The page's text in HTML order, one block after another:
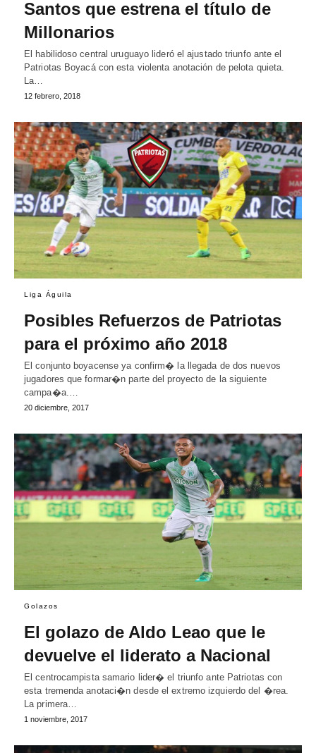
Santos que estrena el título de
Millonarios
El habilidoso central uruguayo lideró el ajustado triunfo ante el
Patriotas Boyacá con esta violenta anotación de pelota quieta.
La…
12 febrero, 2018
Liga Águila
Posibles Refuerzos de Patriotas
para el próximo año 2018
El conjunto boyacense ya confirm� la llegada de dos nuevos
jugadores que formar�n parte del proyecto de la siguiente
campa�a.…
20 diciembre, 2017
Golazos
El golazo de Aldo Leao que le
devuelve el liderato a Nacional
El centrocampista samario lider� el triunfo ante Patriotas con
esta tremenda anotaci�n desde el extremo izquierdo del �rea.
La primera…
1 noviembre, 2017